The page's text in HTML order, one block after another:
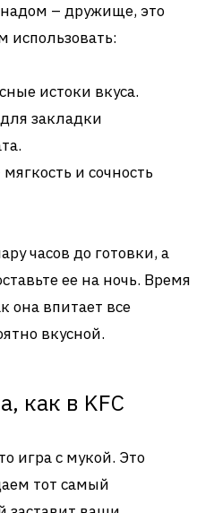
– дружище, это
использовать:
истоки вкуса.
закладки
и сочность
часов до готовки, а
ее на ночь. Время
она впитает все
вкусной.
как в KFC
игра с мукой. Это
тот самый